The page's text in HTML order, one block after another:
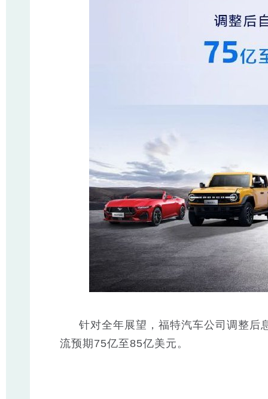
针对全年展望，福特汽车公司调整后
流预期75亿至85亿美元。